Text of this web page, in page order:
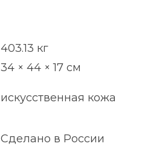
403.13 кг
34 × 44 × 17 см
искусственная кожа
Сделано в России